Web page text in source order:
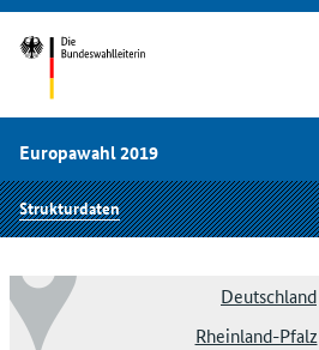
Europawahl 2019
Strukturdaten
Deutschland
Rheinland-Pfalz